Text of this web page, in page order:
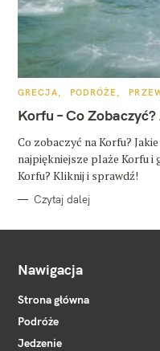
K
T
E
O
R
I
GRECJA PODRÓŻE
Korfu – Co
Co zobaczyć na Korfu?
najpiękniejsze plaże Korfu i
Korfu? Kliknij i sprawdź!
Czytaj dalej
Nawigacja
Strona główna
Podróże
Jedzenie